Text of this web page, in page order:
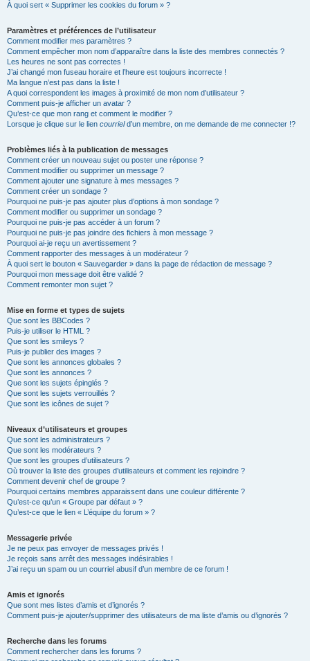
À quoi sert « Supprimer les cookies du forum » ?
Paramètres et préférences de l’utilisateur
Comment modifier mes paramètres ?
Comment empêcher mon nom d’apparaître dans la liste des membres connectés ?
Les heures ne sont pas correctes !
J’ai changé mon fuseau horaire et l’heure est toujours incorrecte !
Ma langue n’est pas dans la liste !
A quoi correspondent les images à proximité de mon nom d’utilisateur ?
Comment puis-je afficher un avatar ?
Qu’est-ce que mon rang et comment le modifier ?
Lorsque je clique sur le lien courrield’un membre, on me demande de me connecter !?
Problèmes liés à la publication de messages
Comment créer un nouveau sujet ou poster une réponse ?
Comment modifier ou supprimer un message ?
Comment ajouter une signature à mes messages ?
Comment créer un sondage ?
Pourquoi ne puis-je pas ajouter plus d’options à mon sondage ?
Comment modifier ou supprimer un sondage ?
Pourquoi ne puis-je pas accéder à un forum ?
Pourquoi ne puis-je pas joindre des fichiers à mon message ?
Pourquoi ai-je reçu un avertissement ?
Comment rapporter des messages à un modérateur ?
À quoi sert le bouton « Sauvegarder » dans la page de rédaction de message ?
Pourquoi mon message doit être validé ?
Comment remonter mon sujet ?
Mise en forme et types de sujets
Que sont les BBCodes ?
Puis-je utiliser le HTML ?
Que sont les smileys ?
Puis-je publier des images ?
Que sont les annonces globales ?
Que sont les annonces ?
Que sont les sujets épinglés ?
Que sont les sujets verrouillés ?
Que sont les icônes de sujet ?
Niveaux d’utilisateurs et groupes
Que sont les administrateurs ?
Que sont les modérateurs ?
Que sont les groupes d’utilisateurs ?
Où trouver la liste des groupes d’utilisateurs et comment les rejoindre ?
Comment devenir chef de groupe ?
Pourquoi certains membres apparaissent dans une couleur différente ?
Qu’est-ce qu’un « Groupe par défaut » ?
Qu’est-ce que le lien « L’équipe du forum » ?
Messagerie privée
Je ne peux pas envoyer de messages privés !
Je reçois sans arrêt des messages indésirables !
J’ai reçu un spam ou un courriel abusif d’un membre de ce forum !
Amis et ignorés
Que sont mes listes d’amis et d’ignorés ?
Comment puis-je ajouter/supprimer des utilisateurs de ma liste d’amis ou d’ignorés ?
Recherche dans les forums
Comment rechercher dans les forums ?